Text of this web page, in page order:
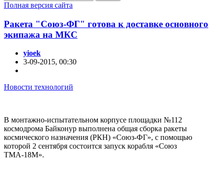
Полная версия сайта
Ракета "Союз-ФГ" готова к доставке основного
экипажа на МКС
yioek
3-09-2015, 00:30
Новости технологий
В монтажно-испытательном корпусе площадки №112
космодрома Байконур выполнена общая сборка ракеты
космического назначения (РКН) «Союз-ФГ», с помощью
которой 2 сентября состоится запуск корабля «Союз
ТМА-18М».